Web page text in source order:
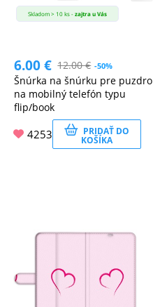
Skladom > 10 ks -zajtra u Vás
6.00€ 12.00€ -50%
Šnúrka na šnúrku pre puzdro
na mobilný telefón typu
flip/book
4253 PRIDAŤ DO
KOŠÍKA